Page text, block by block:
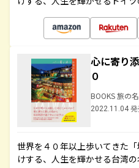
心に寄り
０
BOOKS 旅の
2022.11.04
世界を４０年以上歩いてきた
けする、人生を輝かせる台湾